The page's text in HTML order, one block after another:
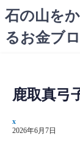
コ
ン
テ
石の山を
るお金ブ
鹿取真弓
x
2026年6月7日